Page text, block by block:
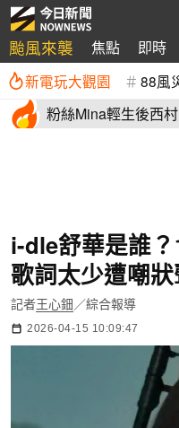
颱風來襲 焦點 即時
新電玩大觀園 88風
粉絲Mina輕生後西
i-dle舒華是誰
歌詞太少遭嘲
記者王心鈿 ／綜合報導
2026-04-15 10:09:47